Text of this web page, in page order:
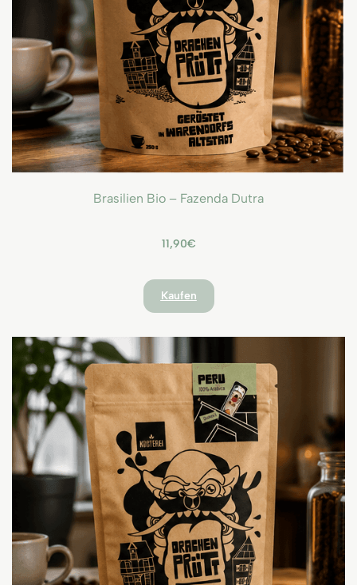
Brasilien Bio – Fazenda Dutra
11,90€
Kaufen